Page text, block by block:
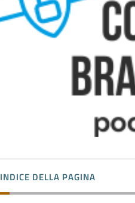
INDICE DELLA PAGINA